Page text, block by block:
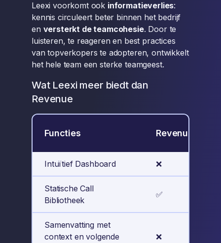
Leexi voorkomt ook informatieverlies:
kennis circuleert beter binnen het bedrijf
en versterkt de teamcohesie. Door te
luisteren, te reageren en best practices
van topverkopers te adopteren, ontwikkelt
het hele team een sterke teamgeest.
Wat Leexi meer biedt dan
Revenue
Functies Revenue
Intuïtief Dashboard ❌
Statische Call
Bibliotheek
✅
Samenvatting met
context en volgende
❌